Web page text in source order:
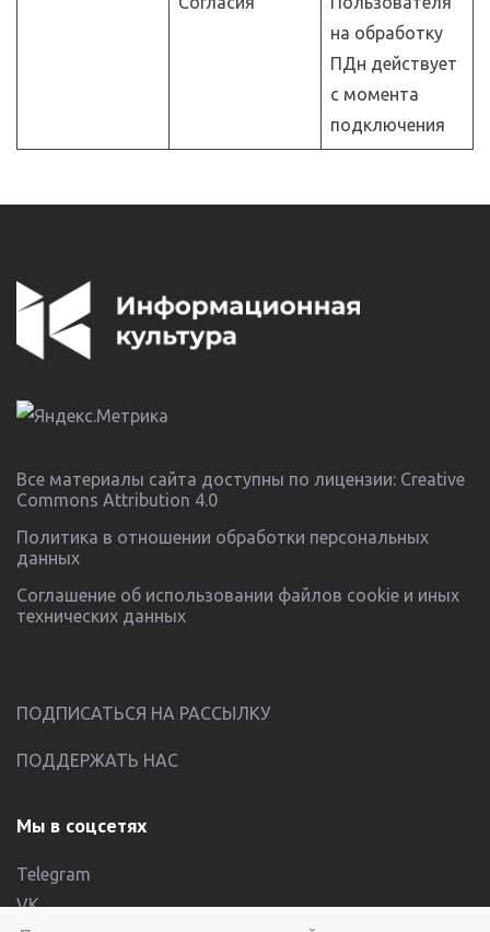
на обработку
ПДн действует
с момента
подключения
Все материалы сайта доступны по лицензии: Creative
Commons Attribution 4.0
Политика в отношении обработки персональных
данных
Соглашение об использовании файлов cookie и иных
технических данных
ПОДПИСАТЬСЯ НА РАССЫЛКУ
ПОДДЕРЖАТЬ НАС
Мы в соцсетях
Telegram
VK